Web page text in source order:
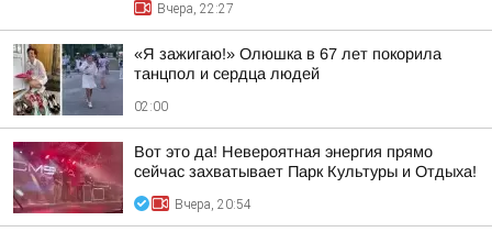
Вчера, 22:27
«Я зажигаю!» Олюшка в 67 лет покорила
танцпол и сердца людей
02:00
Вот это да! Невероятная энергия прямо
сейчас захватывает Парк Культуры и Отдыха!
Вчера, 20:54